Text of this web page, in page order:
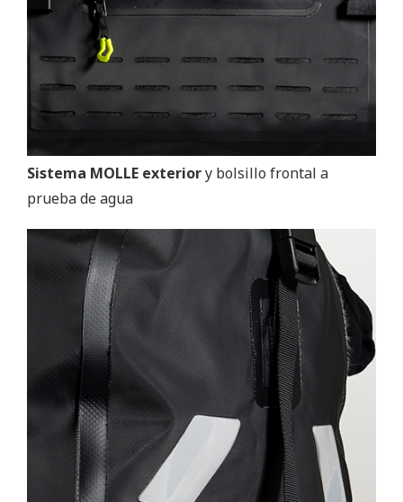
Sistema MOLLE exteriory bolsillo frontal a
prueba de agua